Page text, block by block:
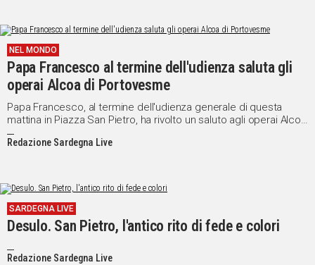
NEL MONDO
Papa Francesco al termine dell'udienza saluta gli
operai Alcoa di Portovesme
Papa Francesco, al termine dell'udienza generale di questa
mattina in Piazza San Pietro, ha rivolto un saluto agli operai Alcoa
di Portovesme. Una rappresentanza degli operai era infatti
presente in Piazza assieme all'Arcivescovo di Cagliari Mons.
Redazione Sardegna Live
SARDEGNA LIVE
Desulo. San Pietro, l'antico rito di fede e colori
Redazione Sardegna Live